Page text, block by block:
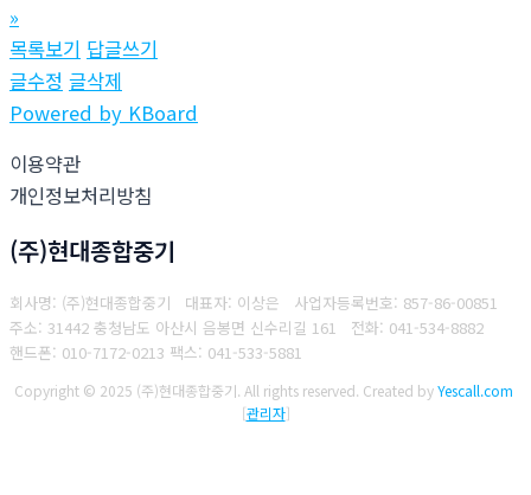
»
목록보기 답글쓰기
글수정 글삭제
Powered by KBoard
이용약관
개인정보처리방침
(주)현대종합중기
회사명: (주)현대종합중기 대표자: 이상은 사업자등록번호: 857-86-00851
주소: 31442 충청남도 아산시 음봉면 신수리길 161 전화: 041-534-8882
핸드폰: 010-7172-0213 팩스: 041-533-5881
Copyright © 2025 (주)현대종합중기. All rights reserved. Created byYescall.com
[관리자]